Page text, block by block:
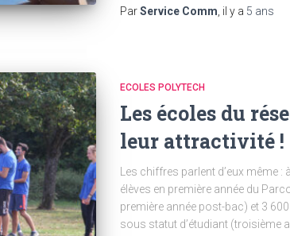
ParService Comm , il y a 5 ans
ECOLES POLYTECH
Les écoles du
leur attractivité !
Les chiffres parlent d’eux même
élèves en première année du
première année post-bac) et 3
sous statut d’étudiant (troisième